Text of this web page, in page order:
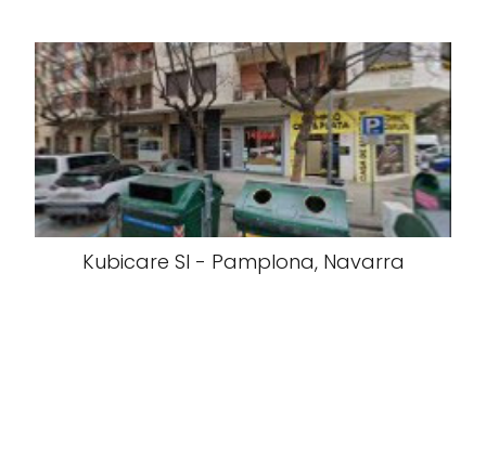
Kubicare Sl - Pamplona, Navarra